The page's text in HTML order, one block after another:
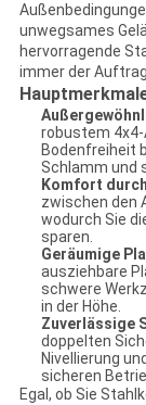
unwegsames
hervorragende
immer der
robustem
Bodenfreiheit
Schlamm und
Komfort
zwischen den
wodurch Sie
sparen.
Geräumige
ausziehbare
schwere
in der Höhe.
Zuverlässige
doppelten
Nivellierung
sicheren
Egal, ob Sie